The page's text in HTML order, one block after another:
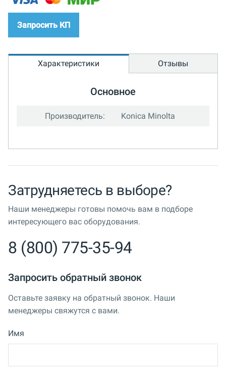
Запросить КП
Характеристики Отзывы
Основное
Производитель: Konica Minolta
Затрудняетесь в выборе?
Наши менеджеры готовы помочь вам в подборе
интересующего вас оборудования.
8 (800) 775-35-94
Запросить обратный звонок
Оставьте заявку на обратный звонок. Наши
менеджеры свяжутся с вами.
Имя